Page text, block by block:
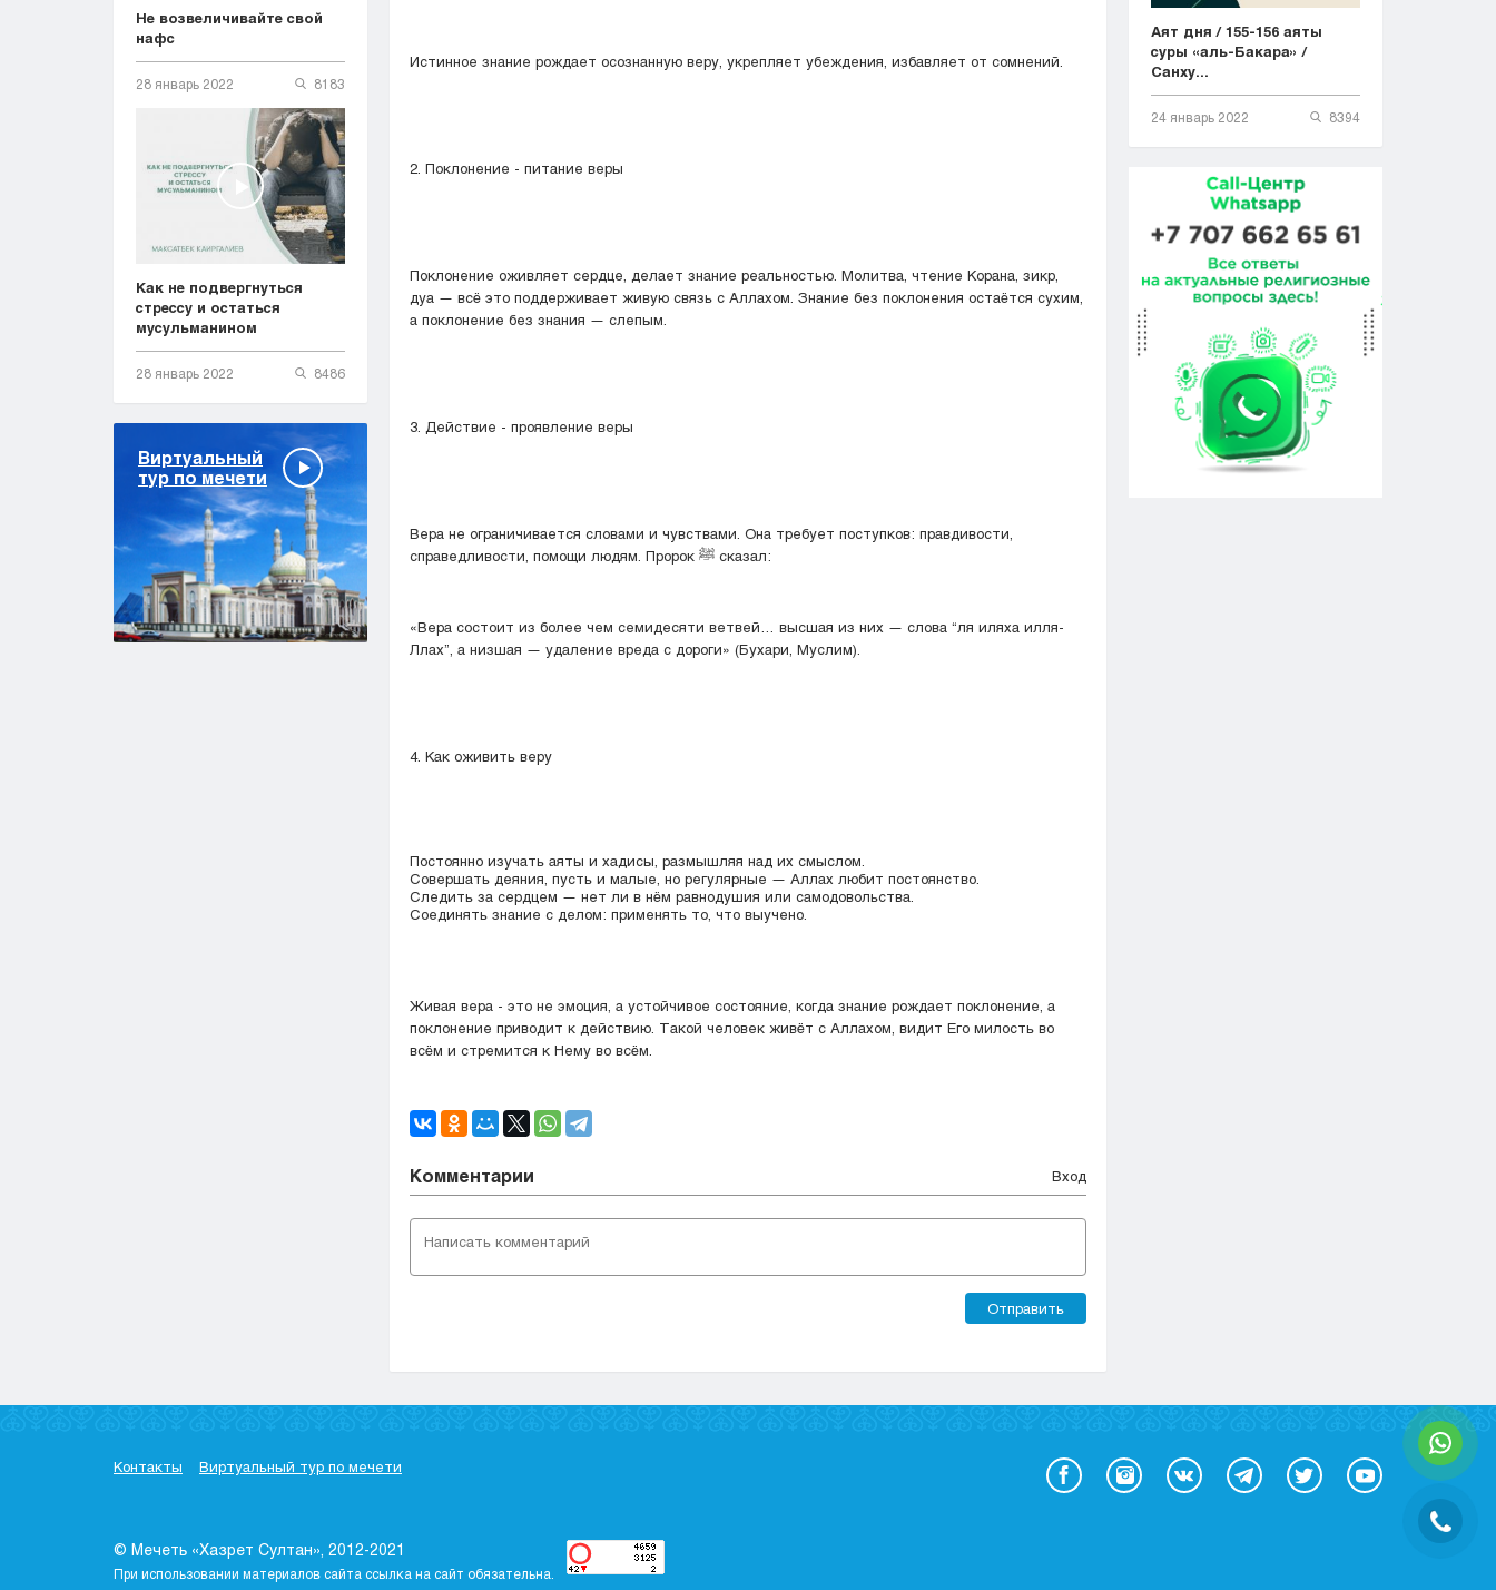
Не возвеличивайте свой
нафс
28 январь 2022 8183
Как не подвергнуться
стрессу и остаться
мусульманином
28 январь 2022 8486
Виртуальный
тур по мечети
Истинное знание рождает осознанную веру, укрепляет убеждения, избавляет от сомнений.
2. Поклонение - питание веры
Поклонение оживляет сердце, делает знание реальностью. Молитва, чтение Корана, зикр,
дуа — всё это поддерживает живую связь с Аллахом. Знание без поклонения остаётся сухим,
а поклонение без знания — слепым.
3. Действие - проявление веры
Вера не ограничивается словами и чувствами. Она требует поступков: правдивости,
справедливости, помощи людям. Пророк ﷺ сказал:
«Вера состоит из более чем семидесяти ветвей… высшая из них — слова “ля иляха илля-
Ллах”, а низшая — удаление вреда с дороги» (Бухари, Муслим).
4. Как оживить веру
Постоянно изучать аяты и хадисы, размышляя над их смыслом.
Совершать деяния, пусть и малые, но регулярные — Аллах любит постоянство.
Следить за сердцем — нет ли в нём равнодушия или самодовольства.
Соединять знание с делом: применять то, что выучено.
Живая вера - это не эмоция, а устойчивое состояние, когда знание рождает поклонение, а
поклонение приводит к действию. Такой человек живёт с Аллахом, видит Его милость во
всём и стремится к Нему во всём.
Комментарии Вход
Отправить
Аят дня / 155-156 аяты
суры «аль-Бакара» /
Санху...
24 январь 2022 8394
Контакты Виртуальный тур по мечети
© Мечеть «Хазрет Султан», 2012-2021
При использовании материалов сайта ссылка на сайт обязательна.